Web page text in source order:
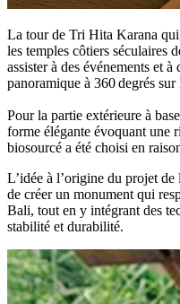
La tour de Tri Hita Karana qui
les temples côtiers séculaires
assisterà des événements et à
panoramique à 360 degrés
Pour la partie extérieure à
forme élégante évoquant une
biosourcé a été choisi en
L’idée à l’origine du projet
de créer un monument qui
Bali, tout en y intégrant des
stabilité et durabilité.